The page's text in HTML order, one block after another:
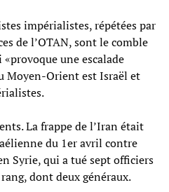
impérialistes, répétées par
de l’OTAN, sont le comble
une escalade
Moyen-Orient est Israël et
La frappe de l’Iran était
du 1er avril contre
Syrie, qui a tué sept officiers
dont deux généraux.